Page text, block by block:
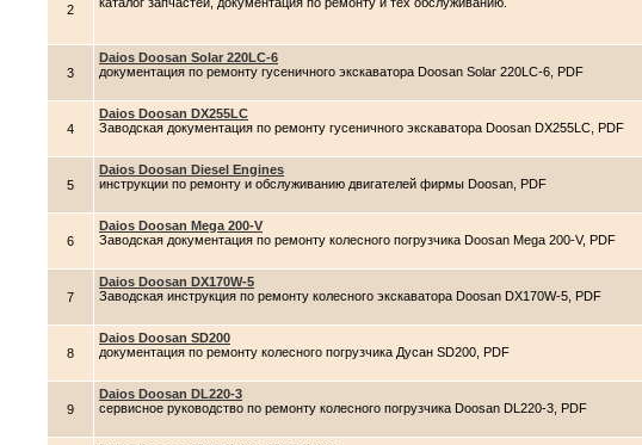
2
3
Daios Doosan Solar 220LC-6
документация по ремонту гусеничного экскаватора Doosan Solar 220LC-6, PDF
4
Daios Doosan DX255LC
Заводская документация по ремонту гусеничного экскаватора Doosan DX255LC, PDF
5
Daios Doosan Diesel Engines
инструкции по ремонту и обслуживанию двигателей фирмы Doosan, PDF
6
Daios Doosan Mega 200-V
Заводская документация по ремонту колесного погрузчика Doosan Mega 200-V, PDF
7
Daios Doosan DX170W-5
Заводская инструкция по ремонту колесного экскаватора Doosan DX170W-5, PDF
8
Daios Doosan SD200
документация по ремонту колесного погрузчика Дусан SD200, PDF
9
Daios Doosan DL220-3
сервисное руководство по ремонту колесного погрузчика Doosan DL220-3, PDF